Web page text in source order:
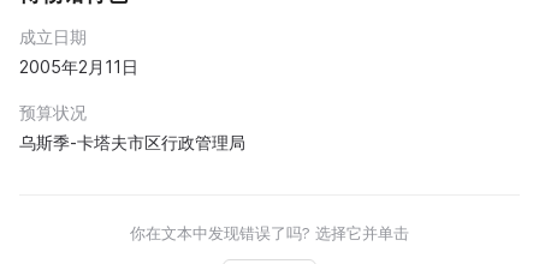
成立日期
2005年2月11日
预算状况
乌斯季-卡塔夫市区行政管理局
你在文本中发现错误了吗? 选择它并单击